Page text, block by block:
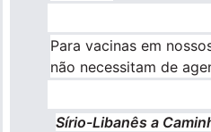
Para vacinas em
não necessitam de
Sírio-Libanês a